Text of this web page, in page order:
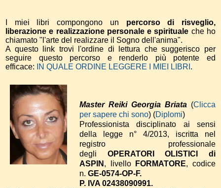
I miei libri compongono un percorso di risveglio,
liberazione e realizzazione personale e spirituale che ho
chiamato "l'arte del realizzare il Sogno dell'anima".
A questo link trovi l'ordine di lettura che suggerisco per
seguire questo percorso e renderlo più potente ed
efficace:
IN QUALE ORDINE LEGGERE I MIEI LIBRI .
Master Reiki Georgia Briata(Clicca
per sapere chi sono) (Diplomi)
Professionista disciplinato ai sensi
della legge n° 4/2013, iscritta nel
registro professionale
degli OPERATORI OLISTICI di
ASPIN , livello FORMATORE, codice
n. GE-0574-OP-F.
P. IVA 02438090991.